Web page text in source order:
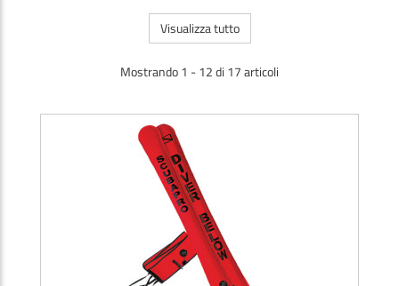
Visualizza tutto
Mostrando 1 - 12 di 17 articoli